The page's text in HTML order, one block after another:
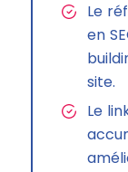
Le
en
site.
Le